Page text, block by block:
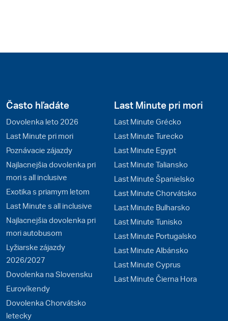
Často hľadáte
Dovolenka leto 2026
Last Minute pri mori
Poznávacie zájazdy
Najlacnejšia dovolenka pri
mori s all inclusive
Exotika s priamym letom
Last Minute s all inclusive
Najlacnejšia dovolenka pri
mori autobusom
Lyžiarske zájazdy
2026/2027
Dovolenka na Slovensku
Eurovíkendy
Dovolenka Chorvátsko
letecky
Last Minute pri mori
Last Minute Grécko
Last Minute Turecko
Last Minute Egypt
Last Minute Taliansko
Last Minute Španielsko
Last Minute Chorvátsko
Last Minute Bulharsko
Last Minute Tunisko
Last Minute Portugalsko
Last Minute Albánsko
Last Minute Cyprus
Last Minute Čierna Hora